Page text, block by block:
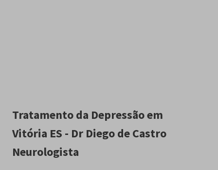
Tratamento da Depressão em
Vitória ES - Dr Diego de Castro
Neurologista